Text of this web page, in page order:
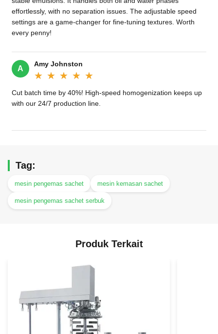
effortlessly, with no separation issues. The adjustable speed
settings are a game-changer for fine-tuning textures. Worth
every penny!
A
Amy Johnston
★★★★★
★★★★★
Cut batch time by 40%! High-speed homogenization keeps up
with our 24/7 production line.
Tag:
mesin pengemas sachet mesin kemasan sachet
mesin pengemas sachet serbuk
Produk Terkait